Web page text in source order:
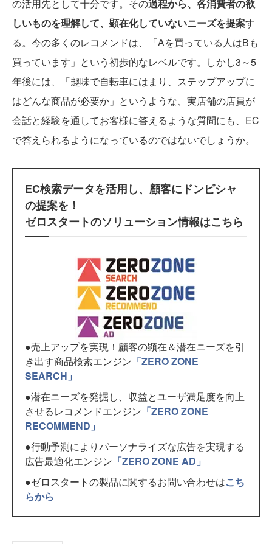
の活用先として十分です。その過程から、各消費者の欲
しいものを理解して、顕在化していないニーズを提案す
る。今の多くのレコメンドは、「Aを買っている人はBも
買っています」という初歩的なレベルです。しかし3～5
年後には、「趣味で自転車にはまり、ステップアップに
はどんな商品が必要か」というような、実店舗の店員が
会話と経験を通してお客様に答えるような質問にも、EC
で答えられるようになっているのではないでしょうか。
EC検索データを活用し、顧客にドンピシャ
の提案を！
ゼロスタートのソリューション情報はこちら
●売上アップを実現！顧客の顕在＆潜在ニーズを引
き出す商品検索エンジン 「ZERO ZONE
SEARCH」
●潜在ニーズを発掘し、収益とユーザ満足度を向上
させるレコメンドエンジン 「ZERO ZONE
RECOMMEND」
●行動予測によりパーソナライズな広告を実現する
広告最適化エンジン 「ZERO ZONE AD」
●ゼロスタートの製品に関するお問い合わせはこち
らから